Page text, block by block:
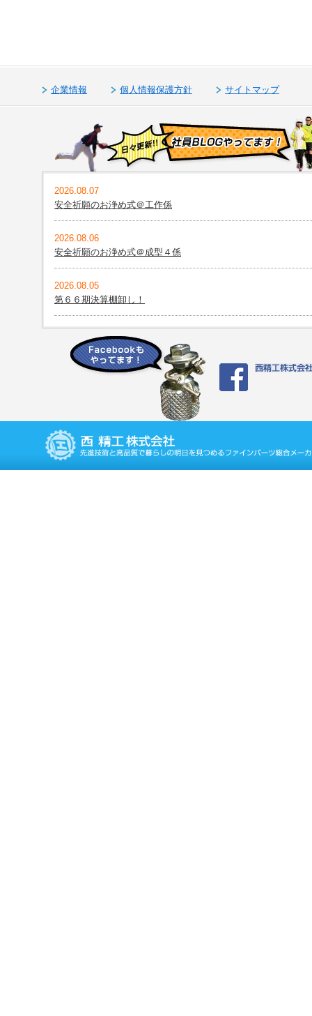
企業情報 個人情報保護方針 サイトマップ
2026.08.07
安全祈願のお浄め式＠工作係
2026.08.06
安全祈願のお浄め式＠成型４係
2026.08.05
第６６期決算棚卸し！